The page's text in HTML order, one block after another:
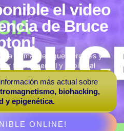
el video
de Bruce
la forma a en que percibes y
físico, mental y espiritual
más actual sobre
biohacking,
y epigenética.
ONLINE!